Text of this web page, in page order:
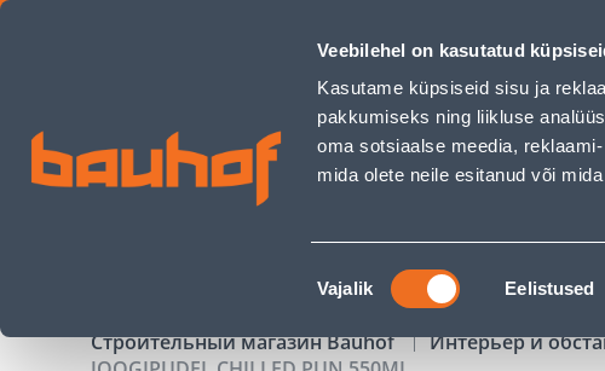
Veebilehel on kasutatud
Kasutame küpsiseid sisu ja
pakkumiseks ning liikluse
oma sotsiaalse meedia,
mida olete neile esitanud või
Nõusoleku
valik
Vajalik Eelistused
JOOGIPUDEL CHILLED PUN 550ML - Bauhof has loaded
Обслуживание бизнес-клиентов
АКЦИИ
Строительный магазин Bauhof Интерьер и